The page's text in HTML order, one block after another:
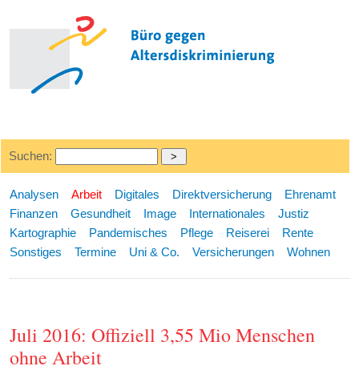
Suchen:
Analysen Arbeit Digitales Direktversicherung
Ehrenamt
Finanzen
Gesundheit Image Internationales
Justiz
Kartographie
Pandemisches Pflege Reiserei
Rente
Sonstiges
Termine Uni & Co. Versicherungen Wohnen
Juli 2016: Offiziell 3,55 Mio Menschen
ohne Arbeit